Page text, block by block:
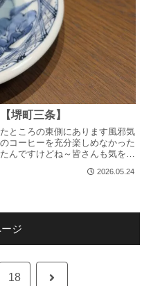
堺町三条】
ところの東側にあります風邪気
コーヒーを充分楽しめなかった
んですけどね～皆さんも気を付
2026.05.24
ジ
18 次